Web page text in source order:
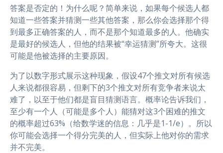
答案是否定的！为什么呢？简单来说，如果每个候选人都
知道一些答案并猜测一些其他答案，那么你会选择那个得
到最多正确答案的人，而不是那个知道最多的人。他确实
是最好的候选人，但他的结果被“幸运猜测”所夸大。这很
可能是他被选择的主要原因。
为了以数字形式展示这种现象，假设47个推文对所有候选
人来说都很容易，但剩下的3个推文对所有竞争者来说太
难了，以至于他们都是盲目猜测语言。概率论告诉我们，
至少有一个人（可能是多个人）能猜对这3个困难的推文
的概率超过63%（给数学迷的信息：几乎是1-1/e）。所以
你可能会选择一个得分完美的人，但实际上他对你的需求
并不完美。